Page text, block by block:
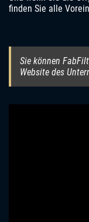
finden Sie alle
Sie können
Website des